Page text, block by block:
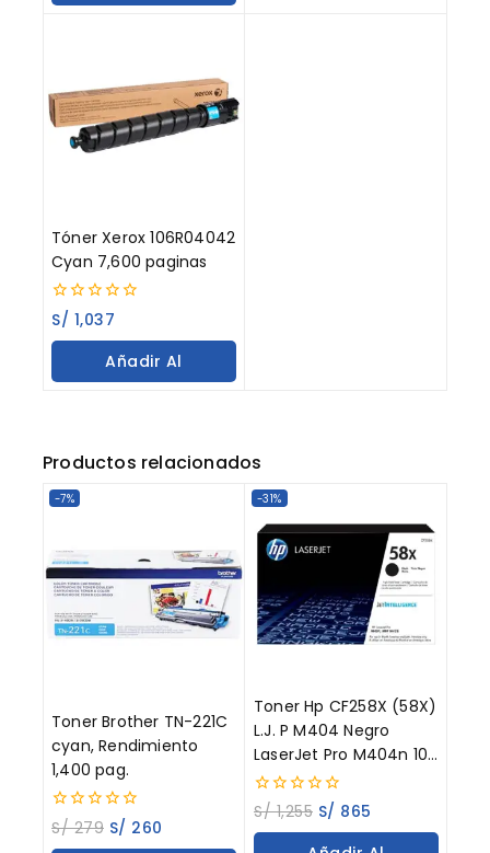
Tóner Xerox 106R04042
Cyan 7,600 paginas
0
out
of
S/ 1,037
Añadir Al
Productos relacionados
-7%
Toner Brother TN-221C
cyan, Rendimiento
1,400 pag.
0
out
S/279 S/ 260
-31%
Toner Hp CF258X (58X)
L.J. P M404 Negro
LaserJet Pro M404n 10K
Paginas
0
out
of
S/1,255 S/ 865